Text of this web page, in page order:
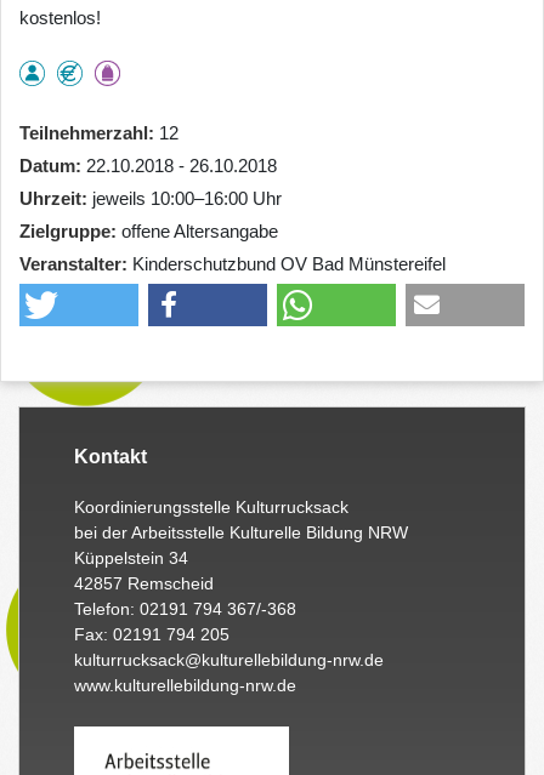
kostenlos!
Teilnehmerzahl
12
Datum 22.10.2018 - 26.10.2018
Uhrzeit jeweils 10:00–16:00 Uhr
Zielgruppe offene Altersangabe
Veranstalter Kinderschutzbund OV Bad Münstereifel
Kontakt
Koordinierungsstelle Kulturrucksack
bei der Arbeitsstelle Kulturelle Bildung NRW
Küppelstein 34
42857 Remscheid
Telefon: 02191 794 367/-368
Fax: 02191 794 205
kulturrucksack@kulturellebildung-nrw.de
www.kulturellebildung-nrw.de